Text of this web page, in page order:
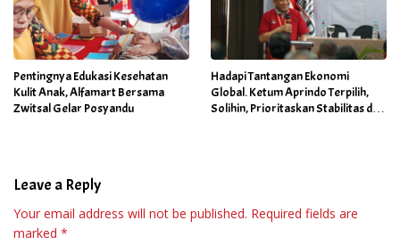
Pentingnya Edukasi Kesehatan
Kulit Anak, Alfamart Bersama
Zwitsal Gelar Posyandu
Hadapi Tantangan Ekonomi
Global. Ketum Aprindo Terpilih,
Solihin, Prioritaskan Stabilitas dan
Leave a Reply
Your email address will not be published. Required fields are
marked *